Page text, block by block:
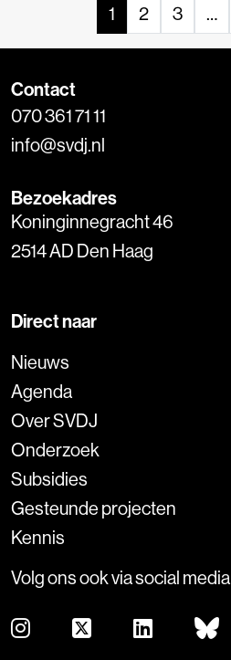
1 2 3 …
Contact
070 361 71 11
info@svdj.nl
Bezoekadres
Koninginnegracht 46
2514 AD Den Haag
Direct naar
Nieuws
Agenda
Over SVDJ
Onderzoek
Subsidies
Gesteunde projecten
Kennis
Volg ons ook via social media